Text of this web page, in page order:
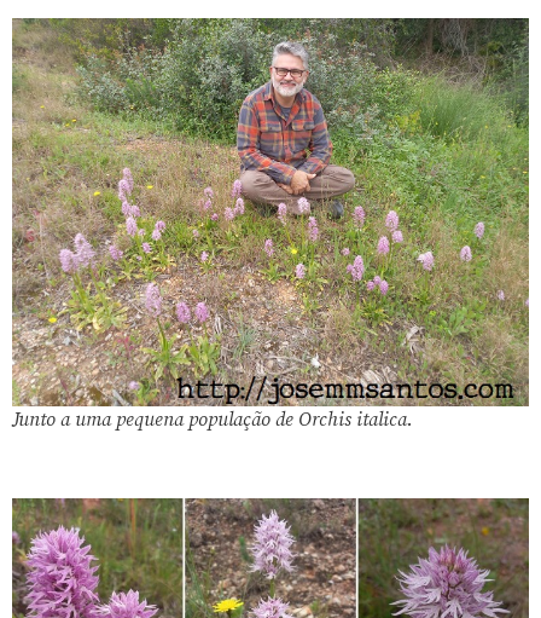
Junto a uma pequena população de Orchis italica.